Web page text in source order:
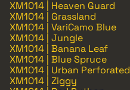
XM1014 | Heaven Guard
XM1014 | Grassland
XM1014 | VariCamo Blue
XM1014 | Jungle
XM1014 | Banana Leaf
XM1014 | Blue Spruce
XM1014 | Urban Perforated
XM1014 | Ziggy